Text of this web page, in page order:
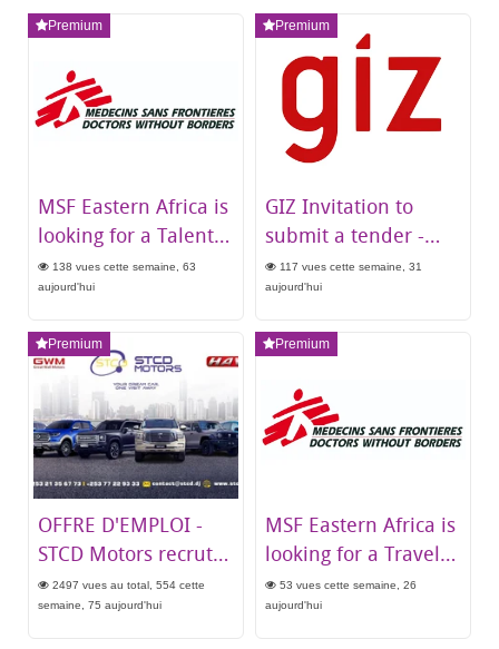
Premium
MSF Eastern Africa is
looking for a Talent
Acquisition Officer
based in Kigali,
138 vues cette semaine, 63
aujourd'hui
Premium
GIZ Invitation to
submit a tender -
Maintenance Service
for Printers &
117 vues cette semaine, 31
aujourd'hui
Premium
OFFRE D'EMPLOI -
STCD Motors recrute
Chef Réception
Garage
2497 vues au total, 554 cette
semaine, 75 aujourd'hui
Premium
MSF Eastern Africa is
looking for a Travel
and Contracting
Officer - Kigali,
53 vues cette semaine, 26
aujourd'hui